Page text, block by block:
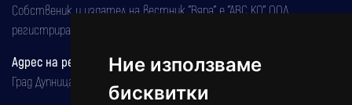
Ние използваме
бисквитки
Собственик и издател на вестник "Вяра" е "АВС КО" ООД,
регистрирана на 08.05.2002 година.
Адрес на редакцията
Град Дупница, ул.''Христо Ботев" 43